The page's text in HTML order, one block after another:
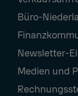
Büro-
Newsletter-
Medien und